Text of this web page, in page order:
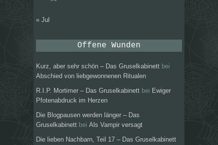
« Jul
Offene Wunden
Kurz, aber sehr schön – Das Gruselkabinett bei
Abschied von liebgewonnenen Ritualen
R.I.P. Mortimer – Das Gruselkabinett bei Ewiger
Pfotenabdruck im Herzen
Die Blogpausen werden länger – Das
Gruselkabinett bei Als Vampir versagt
Die lieben Nachbarn, Teil 17 – Das Gruselkabinett